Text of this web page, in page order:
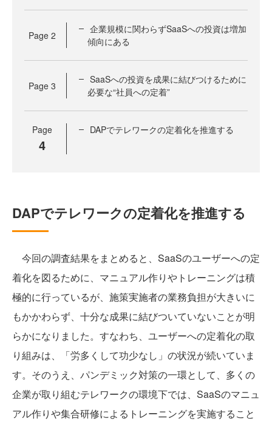
Page 2
企業規模に関わらずSaaSへの投資は増加
傾向にある
Page 3
SaaSへの投資を成果に結びつけるために
必要な“社員への定着”
Page
4
DAPでテレワークの定着化を推進する
DAPでテレワークの定着化を推進する
今回の調査結果をまとめると、SaaSのユーザーへの定
着化を図るために、マニュアル作りやトレーニングは積
極的に行っているが、施策実施者の業務負担が大きいに
もかかわらず、十分な成果に結びついていないことが明
らかになりました。すなわち、ユーザーへの定着化の取
り組みは、「労多くして功少なし」の状況が続いていま
す。そのうえ、パンデミック対策の一環として、多くの
企業が取り組むテレワークの環境下では、SaaSのマニュ
アル作りや集合研修によるトレーニングを実施すること